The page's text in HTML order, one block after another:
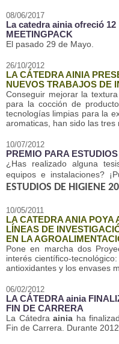
08/06/2017
La catedra ainia ofreció
MEETINGPACK
El pasado 29 de Mayo.
26/10/2012
LA CÁTEDRA AINIA
NUEVOS TRABAJOS DE
Conseguir mejorar la
para la cocción de
tecnologías limpias para la
aromaticas, han sido las
10/07/2012
PREMIO PARA
¿Has realizado alguna
equipos e instalaciones?
ESTUDIOS DE HIGIENE
10/05/2011
LA CATEDRA ANIA
LÍNEAS DE
EN LA
Pone en marcha dos
interés científico-
antioxidantes y los envases
06/02/2012
LA CÁTEDRA ainia
FIN DE CARRERA
La Cátedraainia ha
Fin de Carrera. Durante